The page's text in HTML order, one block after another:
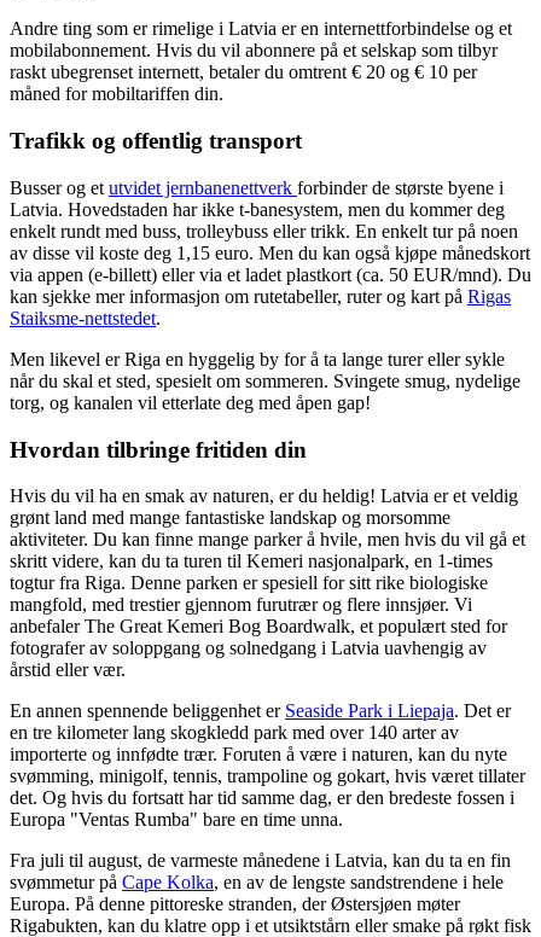
Andre ting som er rimelige i Latvia er en internettforbindelse og et
mobilabonnement. Hvis du vil abonnere på et selskap som tilbyr
raskt ubegrenset internett, betaler du omtrent € 20 og € 10 per
måned for mobiltariffen din.
Trafikk og offentlig transport
Busser og et utvidet jernbanenettverk forbinder de største byene i
Latvia. Hovedstaden har ikke t-banesystem, men du kommer deg
enkelt rundt med buss, trolleybuss eller trikk. En enkelt tur på noen
av disse vil koste deg 1,15 euro. Men du kan også kjøpe månedskort
via appen (e-billett) eller via et ladet plastkort (ca. 50 EUR/mnd). Du
kan sjekke mer informasjon om rutetabeller, ruter og kart på Rigas
Staiksme-nettstedet.
Men likevel er Riga en hyggelig by for å ta lange turer eller sykle
når du skal et sted, spesielt om sommeren. Svingete smug, nydelige
torg, og kanalen vil etterlate deg med åpen gap!
Hvordan tilbringe fritiden din
Hvis du vil ha en smak av naturen, er du heldig! Latvia er et veldig
grønt land med mange fantastiske landskap og morsomme
aktiviteter. Du kan finne mange parker å hvile, men hvis du vil gå et
skritt videre, kan du ta turen til Kemeri nasjonalpark, en 1-times
togtur fra Riga. Denne parken er spesiell for sitt rike biologiske
mangfold, med trestier gjennom furutrær og flere innsjøer. Vi
anbefaler The Great Kemeri Bog Boardwalk, et populært sted for
fotografer av soloppgang og solnedgang i Latvia uavhengig av
årstid eller vær.
En annen spennende beliggenhet er Seaside Park i Liepaja. Det er
en tre kilometer lang skogkledd park med over 140 arter av
importerte og innfødte trær. Foruten å være i naturen, kan du nyte
svømming, minigolf, tennis, trampoline og gokart, hvis været tillater
det. Og hvis du fortsatt har tid samme dag, er den bredeste fossen i
Europa "Ventas Rumba" bare en time unna.
Fra juli til august, de varmeste månedene i Latvia, kan du ta en fin
svømmetur på Cape Kolka, en av de lengste sandstrendene i hele
Europa. På denne pittoreske stranden, der Østersjøen møter
Rigabukten, kan du klatre opp i et utsiktstårn eller smake på røkt fisk